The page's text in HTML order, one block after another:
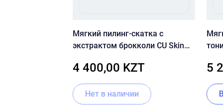
Мягкий пилинг-скатка с
экстрактом брокколи CU Skin
4 400,00 KZT
Нет в наличии
5